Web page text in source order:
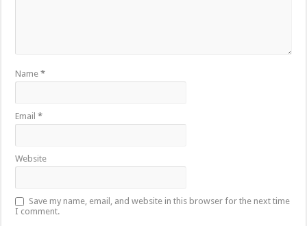
Name*
Email*
Website
Save my name, email, and website in this browser for the next time
I comment.